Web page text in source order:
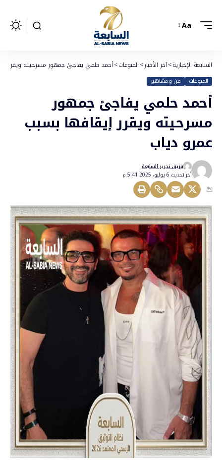
Aa
السابعة الإخبارية>آخر الأخبار>المنوعات>أحمد حلمي يفاجئ جمهور مسرحيته ويقرر
المنوعات فن ومشاهير
أحمد حلمي يفاجئ جمهور
مسرحيته ويقرر إيقافها بسبب
عمرو دياب
أخر تحديث 6 يوليو، 2025 5:41 م
فريق تحرير السابعة